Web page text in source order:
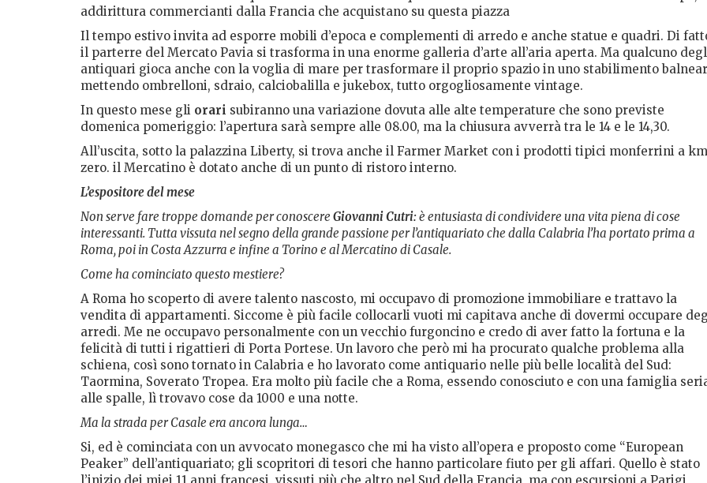
addirittura commercianti dalla Francia che acquistano su questa piazza
Il tempo estivo invita ad esporre mobili d’epoca e complementi di arredo e anche statue e quadri. Di
il parterre del Mercato Pavia si trasforma in una enorme galleria d’arte all’aria aperta. Ma qualcuno
antiquari gioca anche con la voglia di mare per trasformare il proprio spazio in uno stabilimento
mettendo ombrelloni, sdraio, calciobalilla e jukebox, tutto orgogliosamente vintage.
In questo mese gli orari subiranno una variazione dovuta alle alte temperature che sono previste
domenica pomeriggio: l’apertura sarà sempre alle 08.00, ma la chiusura avverrà tra le 14 e le 14,30.
All’uscita, sotto la palazzina Liberty, si trova anche il Farmer Market con i prodotti tipici monferrini a km
zero. il Mercatino è dotato anche di un punto di ristoro interno.
L’espositore del mese
Non serve fare troppe domande per conoscere Giovanni Cutri:è entusiasta di condividere una vita piena di cose
interessanti. Tutta vissuta nel segno della grande passione per l’antiquariato che dalla Calabria l’ha portato prima a
Roma, poi in Costa Azzurra e infine a Torino e al Mercatino di Casale.
Come ha cominciato questo mestiere?
A Roma ho scoperto di avere talento nascosto, mi occupavo di promozione immobiliare e trattavo la
vendita di appartamenti. Siccome è più facile collocarli vuoti mi capitava anche di dovermi occupare
arredi. Me ne occupavo personalmente con un vecchio furgoncino e credo di aver fatto la fortuna e la
felicità di tutti i rigattieri di Porta Portese. Un lavoro che però mi ha procurato qualche problema alla
schiena, così sono tornato in Calabria e ho lavorato come antiquario nelle più belle località del Sud:
Taormina, Soverato Tropea. Era molto più facile che a Roma, essendo conosciuto e con una famiglia
alle spalle, lì trovavo cose da 1000 e una notte.
Ma la strada per Casale era ancora lunga…
Si, ed è cominciata con un avvocato monegasco che mi ha visto all’opera e proposto come “European
Peaker” dell’antiquariato; gli scopritori di tesori che hanno particolare fiuto per gli affari. Quello è stato